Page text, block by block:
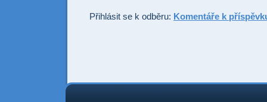
Přihlásit se k odběru: Komentáře k